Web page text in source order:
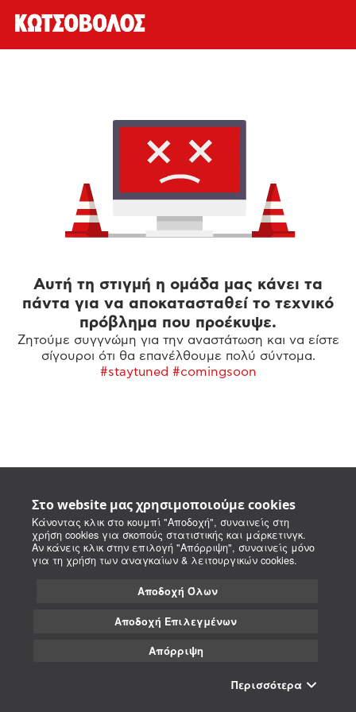
Στο website μας χρησιμοποιούμε cookies
Κάνοντας κλικ στο κουμπί "Αποδοχή", συναινείς στη
χρήση cookies για σκοπούς στατιστικής και μάρκετινγκ.
Αν κάνεις κλικ στην επιλογή "Απόρριψη", συναινείς μόνο
για τη χρήση των αναγκαίων & λειτουργικών cookies.
Αποδοχή Όλων
Αποδοχή Επιλεγμένων
Απόρριψη
Περισσότερα
Αυτή τη στιγμή η ομάδα μας κάνει τα
πάντα για να αποκατασταθεί το τεχνικό
πρόβλημα που προέκυψε.
Ζητούμε συγγνώμη για την αναστάτωση και να είστε
σίγουροι ότι θα επανέλθουμε πολύ σύντομα.
#staytuned #comingsoon